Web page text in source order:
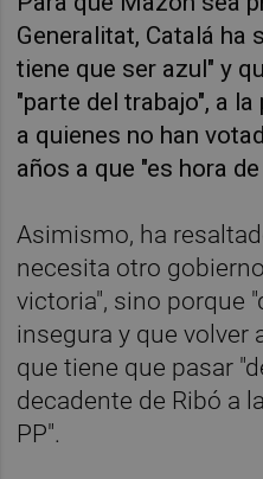
Generalitat, Catalá ha
tiene que ser azul" y
"parte del trabajo", a
a quienes no han
años a que "es hora
Asimismo, ha
necesita otro
victoria", sino porque
insegura y que volver
que tiene que pasar
decadente de Ribó a
PP".